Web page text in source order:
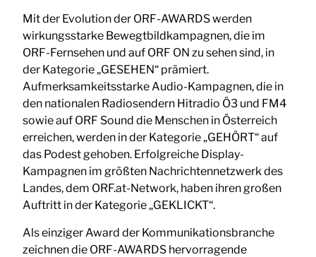
Mit der Evolution der ORF-AWARDS werden
wirkungsstarke Bewegtbildkampagnen, die im
ORF-Fernsehen und auf ORF ON zu sehen sind, in
der Kategorie „GESEHEN“ prämiert.
Aufmerksamkeitsstarke Audio-Kampagnen, die in
den nationalen Radiosendern Hitradio Ö3 und FM4
sowie auf ORF Sound die Menschen in Österreich
erreichen, werden in der Kategorie „GEHÖRT“ auf
das Podest gehoben. Erfolgreiche Display-
Kampagnen im größten Nachrichtennetzwerk des
Landes, dem ORF.at-Network, haben ihren großen
Auftritt in der Kategorie „GEKLICKT“.
Als einziger Award der Kommunikationsbranche
zeichnen die ORF-AWARDS hervorragende